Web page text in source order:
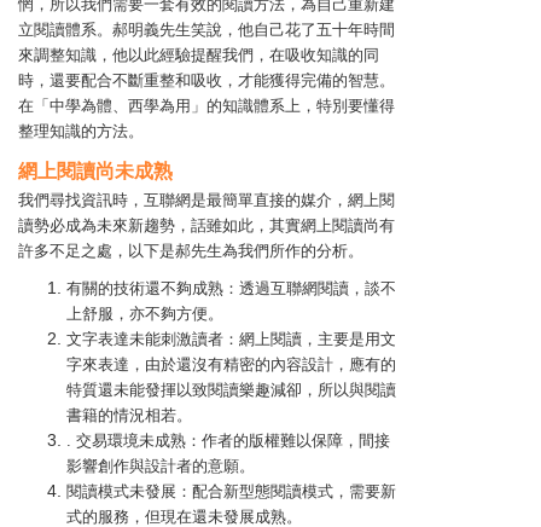
惘，所以我們需要一套有效的閱讀方法，為自己重新建
立閱讀體系。郝明義先生笑說，他自己花了五十年時間
來調整知識，他以此經驗提醒我們，在吸收知識的同
時，還要配合不斷重整和吸收，才能獲得完備的智慧。
在「中學為體、西學為用」的知識體系上，特別要懂得
整理知識的方法。
網上閱讀尚未成熟
我們尋找資訊時，互聯網是最簡單直接的媒介，網上閱
讀勢必成為未來新趨勢，話雖如此，其實網上閱讀尚有
許多不足之處，以下是郝先生為我們所作的分析。
有關的技術還不夠成熟：透過互聯網閱讀，談不
上舒服，亦不夠方便。
文字表達未能刺激讀者：網上閱讀，主要是用文
字來表達，由於還沒有精密的內容設計，應有的
特質還未能發揮以致閱讀樂趣減卻，所以與閱讀
書籍的情況相若。
. 交易環境未成熟：作者的版權難以保障，間接
影響創作與設計者的意願。
閱讀模式未發展：配合新型態閱讀模式，需要新
式的服務，但現在還未發展成熟。